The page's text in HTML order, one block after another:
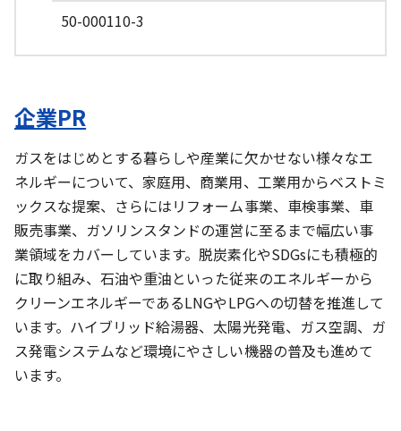
50-000110-3
企業PR
ガスをはじめとする暮らしや産業に欠かせない様々なエ
ネルギーについて、家庭用、商業用、工業用からベストミ
ックスな提案、さらにはリフォーム事業、車検事業、車
販売事業、ガソリンスタンドの運営に至るまで幅広い事
業領域をカバーしています。脱炭素化やSDGsにも積極的
に取り組み、石油や重油といった従来のエネルギーから
クリーンエネルギーであるLNGやLPGへの切替を推進して
います。ハイブリッド給湯器、太陽光発電、ガス空調、ガ
ス発電システムなど環境にやさしい機器の普及も進めて
います。